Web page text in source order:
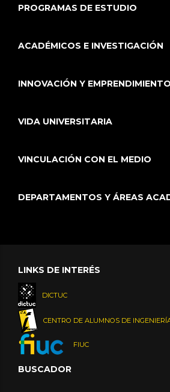
PROGRAMAS DE ESTUDIO
ACADÉMICOS E INVESTIGACIÓN
INNOVACIÓN Y EMPRENDIMIENTO
VIDA UNIVERSITARIA
VINCULACIÓN CON EL MEDIO
DEPARTAMENTOS Y ÁREAS
LINKS DE INTERÉS
DICTUC
CENTRO DE ALUMNOS DE
FIUC
BUSCADOR